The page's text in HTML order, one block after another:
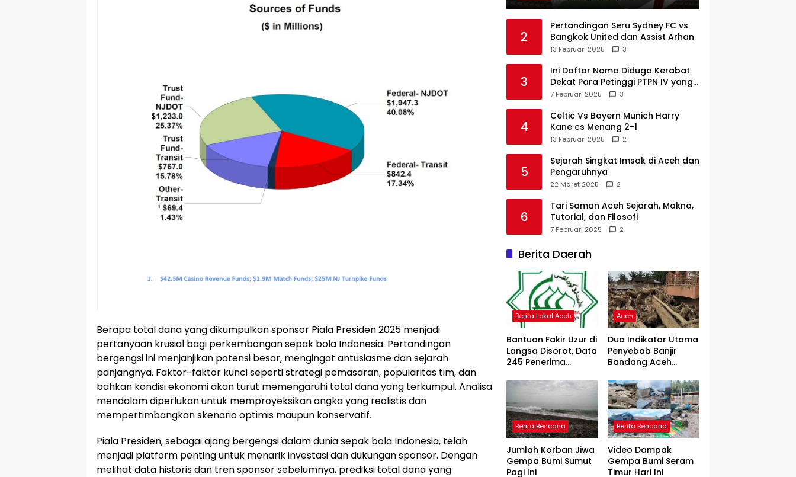
Berapa total dana yang dikumpulkan sponsor Piala Presiden 2025 menjadi
pertanyaan krusial bagi perkembangan sepak bola Indonesia. Pertandingan
bergengsi ini menjanjikan potensi besar, mengingat antusiasme dan sejarah
panjangnya. Faktor-faktor kunci seperti strategi pemasaran, popularitas tim, dan
bahkan kondisi ekonomi akan turut memengaruhi total dana yang terkumpul. Analisa
mendalam diperlukan untuk memproyeksikan angka yang realistis dan
mempertimbangkan skenario optimis maupun konservatif.
Piala Presiden, sebagai ajang bergengsi dalam dunia sepak bola Indonesia, telah
menjadi platform penting untuk menarik investasi dan dukungan sponsor. Dengan
melihat data historis dan tren sponsor sebelumnya, prediksi total dana yang
2
Pertandingan Seru Sydney FC vs
Bangkok United dan Assist Arhan
13 Februari 2025 3
3
Ini Daftar Nama Diduga Kerabat
Dekat Para Petinggi PTPN IV yang
Lulus PKWT
7 Februari 2025 3
4
Celtic Vs Bayern Munich Harry
Kane cs Menang 2-1
13 Februari 2025 2
5
Sejarah Singkat Imsak di Aceh dan
Pengaruhnya
22 Maret 2025 2
6
Tari Saman Aceh Sejarah, Makna,
Tutorial, dan Filosofi
7 Februari 2025 2
Berita Daerah
Berita Lokal Aceh
Bantuan Fakir Uzur di
Langsa Disorot, Data
245 Penerima
Aceh
Dua Indikator Utama
Penyebab Banjir
Bandang Aceh
Puteh Soroti
Kerusakan DAS
Berita Bencana
Jumlah Korban Jiwa
Gempa Bumi Sumut
Pagi Ini
Berita Bencana
Video Dampak
Gempa Bumi Seram
Timur Hari Ini